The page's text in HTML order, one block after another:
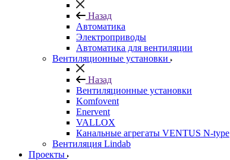
Назад
Автоматика
Электроприводы
Автоматика для вентиляции
Вентиляционные установки
Назад
Вентиляционные установки
Komfovent
Enervent
VALLOX
Канальные агрегаты VENTUS N-type
Вентиляция Lindab
Проекты